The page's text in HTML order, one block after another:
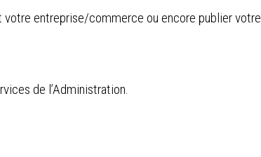
entreprise/commerce ou encore publier votre
de l’Administration.